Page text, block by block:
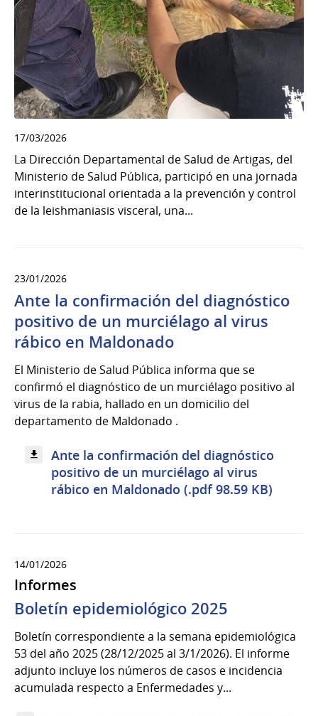
17/03/2026
La Dirección Departamental de Salud de Artigas, del
Ministerio de Salud Pública, participó en una jornada
interinstitucional orientada a la prevención y control
de la leishmaniasis visceral, una...
23/01/2026
Ante la confirmación del diagnóstico
positivo de un murciélago al virus
rábico en Maldonado
El Ministerio de Salud Pública informa que se
confirmó el diagnóstico de un murciélago positivo al
virus de la rabia, hallado en un domicilio del
departamento de Maldonado .
Ante la confirmación del diagnóstico
positivo de un murciélago al virus
rábico en Maldonado (.pdf 98.59 KB)
14/01/2026
Informes
Boletín epidemiológico 2025
Boletín correspondiente a la semana epidemiológica
53 del año 2025 (28/12/2025 al 3/1/2026). El informe
adjunto incluye los números de casos e incidencia
acumulada respecto a Enfermedades y...